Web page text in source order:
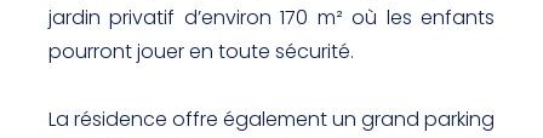
jardin privatif d’environ 170 m² où les enfants
pourront jouer en toute sécurité.
La résidence offre également un grand parking